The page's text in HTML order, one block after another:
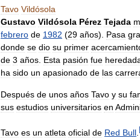
Tavo Vildósola
Gustavo Vildósola Pérez Tejada
febrero de 1982 (29 años). Pasa
donde se dio su primer
de 3 años Esta pasión fue
ha sido un apasionado de las
Después de unos años Tavo y su
sus estudios universitarios en
Tavo es un atleta oficial de Red Bull [